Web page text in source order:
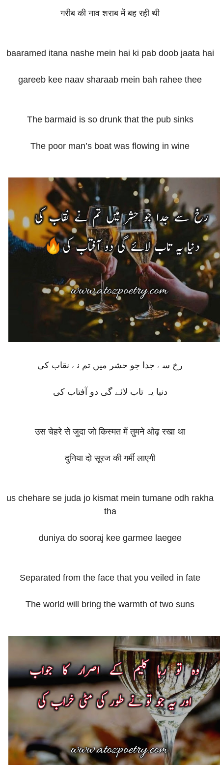
गरीब की नाव शराब में बह रही थी
baaramed itana nashe mein hai ki pab doob jaata hai
gareeb kee naav sharaab mein bah rahee thee
The barmaid is so drunk that the pub sinks
The poor man’s boat was flowing in wine
رخ سے جدا جو حشر میں تم نے نقاب کی
دنیا یہ تاب لائے گی دو آفتاب کی
उस चेहरे से जुदा जो किस्मत में तुमने ओढ़ रखा था
दुनिया दो सूरज की गर्मी लाएगी
us chehare se juda jo kismat mein tumane odh rakha
tha
duniya do sooraj kee garmee laegee
Separated from the face that you veiled in fate
The world will bring the warmth of two suns